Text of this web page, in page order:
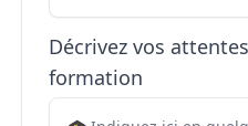
Décrivez vos
formation